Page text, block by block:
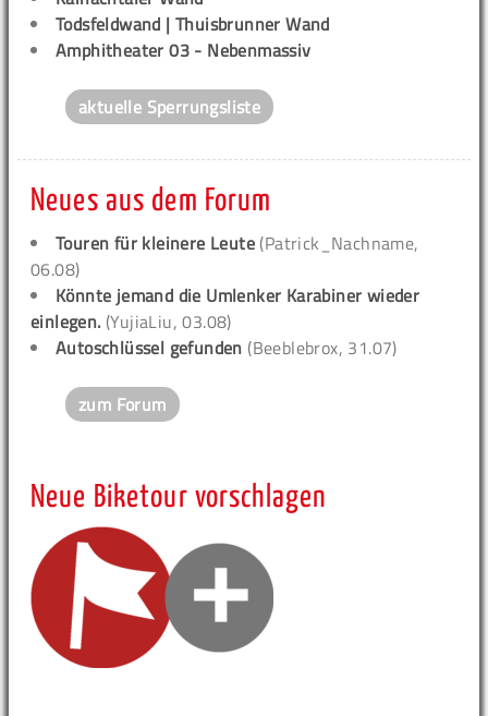
Todsfeldwand | Thuisbrunner Wand
Amphitheater 03 - Nebenmassiv
aktuelle Sperrungsliste
Neues aus dem Forum
Touren für kleinere Leute (Patrick_Nachname,
06.08)
Könnte jemand die Umlenker Karabiner wieder
einlegen. (YujiaLiu, 03.08)
Autoschlüssel gefunden (Beeblebrox, 31.07)
zum Forum
Neue Biketour vorschlagen